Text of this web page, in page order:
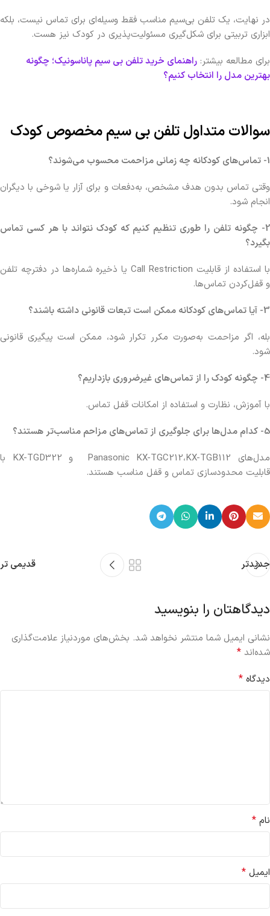
در نهایت، یک تلفن بی‌سیم مناسب فقط وسیله‌ای برای تماس نیست، بلکه
ابزاری تربیتی برای شکل‌گیری مسئولیت‌پذیری در کودک نیز هست.
برای مطالعه بیشتر: راهنمای خرید تلفن بی‌ سیم پاناسونیک؛ چگونه
بهترین مدل را انتخاب کنیم؟
سوالات متداول تلفن بی سیم مخصوص کودک
1- تماس‌های کودکانه چه زمانی مزاحمت محسوب می‌شوند؟
وقتی تماس بدون هدف مشخص، به‌دفعات و برای آزار یا شوخی با دیگران
انجام شود.
2- چگونه تلفن را طوری تنظیم کنیم که کودک نتواند با هر کسی تماس
بگیرد؟
با استفاده از قابلیت Call Restriction یا ذخیره شماره‌ها در دفترچه تلفن
و قفل‌کردن تماس‌ها.
3- آیا تماس‌های کودکانه ممکن است تبعات قانونی داشته باشند؟
بله، اگر مزاحمت به‌صورت مکرر تکرار شود، ممکن است پیگیری قانونی
شود.
4- چگونه کودک را از تماس‌های غیرضروری بازداریم؟
با آموزش، نظارت و استفاده از امکانات قفل تماس.
5- کدام مدل‌ها برای جلوگیری از تماس‌های مزاحم مناسب‌تر هستند؟
مدل‌های Panasonic KX-TGC212،KX-TGB112 و KX-TGD322 با
قابلیت محدودسازی تماس و قفل مناسب هستند.
جدیدتر قدیمی تر
دیدگاهتان را بنویسید
نشانی ایمیل شما منتشر نخواهد شد. بخش‌های موردنیاز علامت‌گذاری
شده‌اند *
دیدگاه *
نام *
ایمیل *